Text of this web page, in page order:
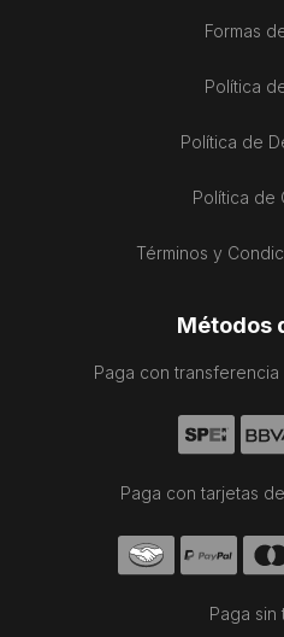
Formas
Política
Política de
Política de
Términos y
Métodos
Paga con
Paga con tarjetas
Paga sin